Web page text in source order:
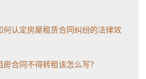
何认定房屋租赁合同纠纷的法律效
房合同不得转租该怎么写？